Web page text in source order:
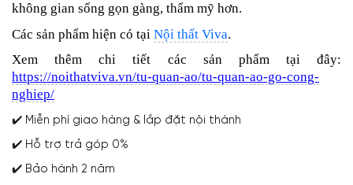
không gian sống gọn gàng, thẩm mỹ hơn.
Các sản phẩm hiện có tại Nội thất Viva.
Xem thêm chi tiết các sản phẩm tại đây:
https://noithatviva.vn/tu-quan-ao/tu-quan-ao-go-cong-
nghiep/
✔️ Miễn phí giao hàng & lắp đặt nội thành
✔️ Hỗ trợ trả góp 0%
✔️ Bảo hành 2 năm